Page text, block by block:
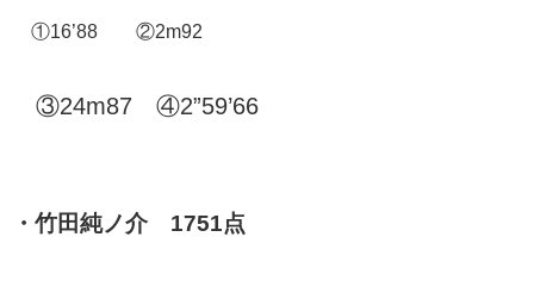
①16’88 ②2m92
③24m87 ④2”59’66
・竹田純ノ介 1751点